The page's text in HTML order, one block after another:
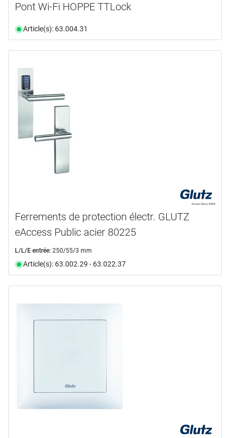
Pont Wi-Fi HOPPE TTLock
Article(s): 63.004.31
Ferrements de protection électr. GLUTZ
eAccess Public acier 80225
L/L/E entrée: 250/55/3 mm
Article(s): 63.002.29 - 63.022.37